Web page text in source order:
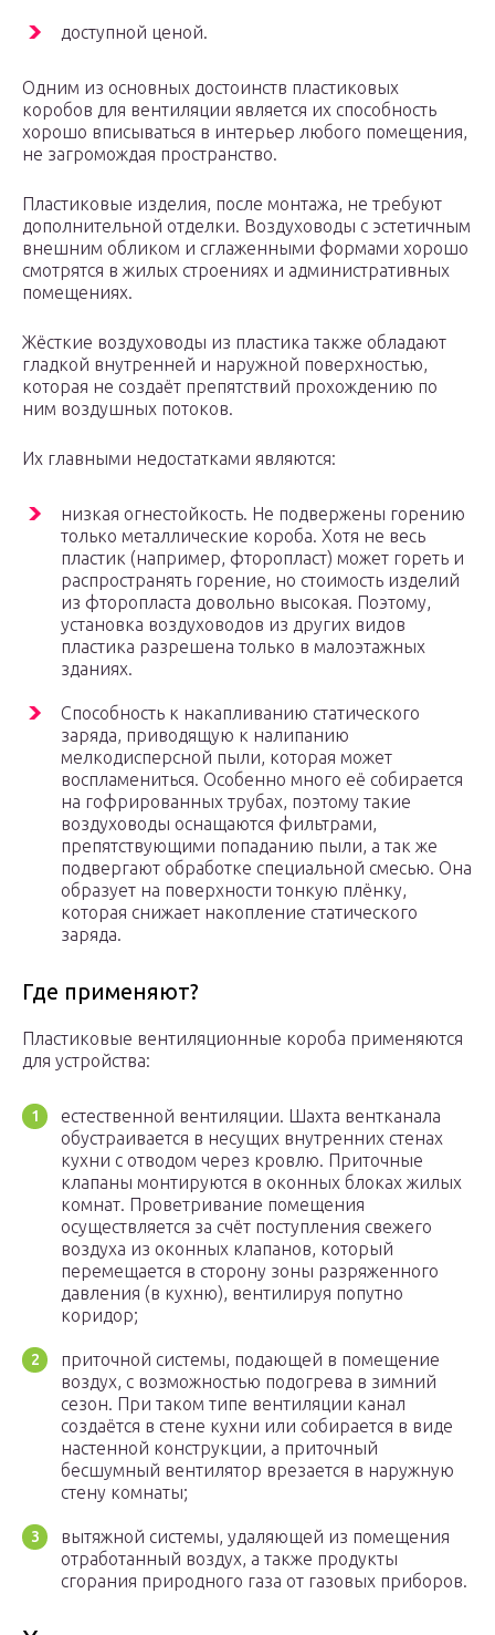
доступной ценой.
Одним из основных достоинств пластиковых
коробов для вентиляции является их способность
хорошо вписываться в интерьер любого помещения,
не загромождая пространство.
Пластиковые изделия, после монтажа, не требуют
дополнительной отделки. Воздуховоды с эстетичным
внешним обликом и сглаженными формами хорошо
смотрятся в жилых строениях и административных
помещениях.
Жёсткие воздуховоды из пластика также обладают
гладкой внутренней и наружной поверхностью,
которая не создаёт препятствий прохождению по
ним воздушных потоков.
Их главными недостатками являются:
низкая огнестойкость. Не подвержены горению
только металлические короба. Хотя не весь
пластик (например, фторопласт) может гореть и
распространять горение, но стоимость изделий
из фторопласта довольно высокая. Поэтому,
установка воздуховодов из других видов
пластика разрешена только в малоэтажных
зданиях.
Способность к накапливанию статического
заряда, приводящую к налипанию
мелкодисперсной пыли, которая может
воспламениться. Особенно много её собирается
на гофрированных трубах, поэтому такие
воздуховоды оснащаются фильтрами,
препятствующими попаданию пыли, а так же
подвергают обработке специальной смесью. Она
образует на поверхности тонкую плёнку,
которая снижает накопление статического
заряда.
Где применяют?
Пластиковые вентиляционные короба применяются
для устройства:
естественной вентиляции. Шахта вентканала
обустраивается в несущих внутренних стенах
кухни с отводом через кровлю. Приточные
клапаны монтируются в оконных блоках жилых
комнат. Проветривание помещения
осуществляется за счёт поступления свежего
воздуха из оконных клапанов, который
перемещается в сторону зоны разряженного
давления (в кухню), вентилируя попутно
коридор;
приточной системы, подающей в помещение
воздух, с возможностью подогрева в зимний
сезон. При таком типе вентиляции канал
создаётся в стене кухни или собирается в виде
настенной конструкции, а приточный
бесшумный вентилятор врезается в наружную
стену комнаты;
вытяжной системы, удаляющей из помещения
отработанный воздух, а также продукты
сгорания природного газа от газовых приборов.